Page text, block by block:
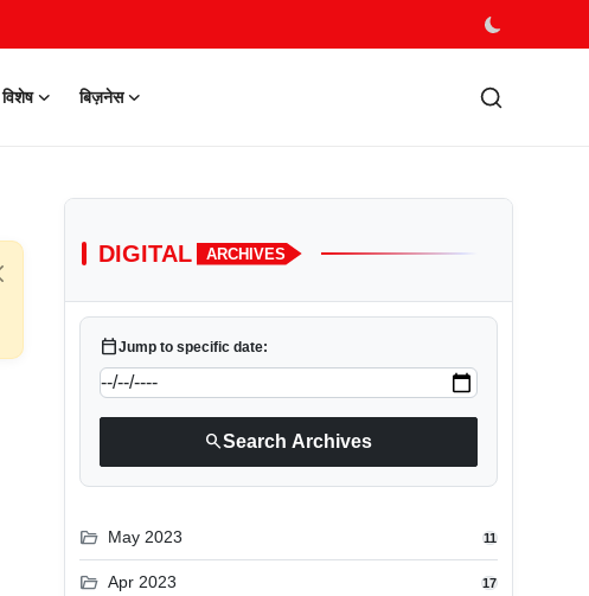
विशेष बिज़नेस
DIGITAL ARCHIVES
calendar_todayJump to specific date:
searchSearch Archives
folder_open May 2023 11
folder_open Apr 2023 17